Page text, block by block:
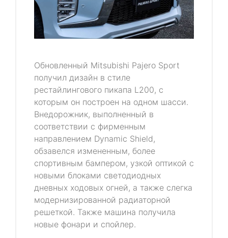
Обновленный Mitsubishi Pajero Sport
получил дизайн в стиле
рестайлингового пикапа L200, с
которым он построен на одном шасси.
Внедорожник, выполненный в
соответствии с фирменным
направлением Dynamic Shield,
обзавелся измененным, более
спортивным бампером, узкой оптикой с
новыми блоками светодиодных
дневных ходовых огней, а также слегка
модернизированной радиаторной
решеткой. Также машина получила
новые фонари и спойлер.